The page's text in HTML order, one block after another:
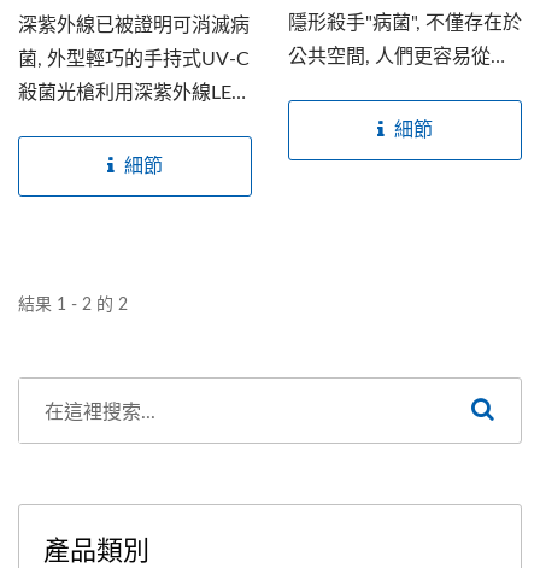
深紫外線已被證明可消滅病
菌, 外型輕巧的手持式UV-C
殺菌光槍利用深紫外線LED
細節
隱形殺手"病菌", 不僅存在於
公共空間, 人們更容易從日
細節
結果 1 - 2 的 2
產品類別